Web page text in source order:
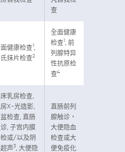
查
健康检查1 ,
抹片检查2
全面健康
检查1 , 前
列腺特异
性抗原检
查4
床乳房检查,
X-光造影,
检查, 直肠
, 子宫内膜
或/以及阴
声3, 大便隐
直肠前列
腺触诊，
大便隐血
检查或大
便免疫化